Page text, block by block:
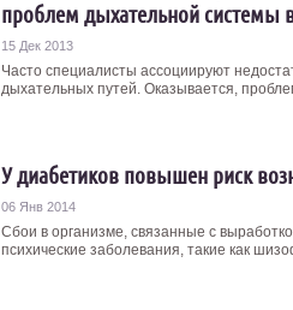
проблем дыхательной системы
15 Дек 2013
Часто специалисты ассоциируют
дыхательных путей. Оказывается,
У диабетиков повышен риск
06 Янв 2014
Сбои в организме, связанные с
психические заболевания, такие как